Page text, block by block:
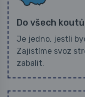
Do všech koutů
Je jedno, jestli
Zajistíme svoz
zabalit.